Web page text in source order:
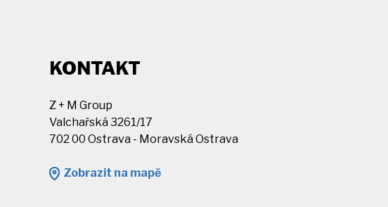
KONTAKT
Z + M Group
Valchařská 3261/17
702 00 Ostrava - Moravská Ostrava
Zobrazit na mapě